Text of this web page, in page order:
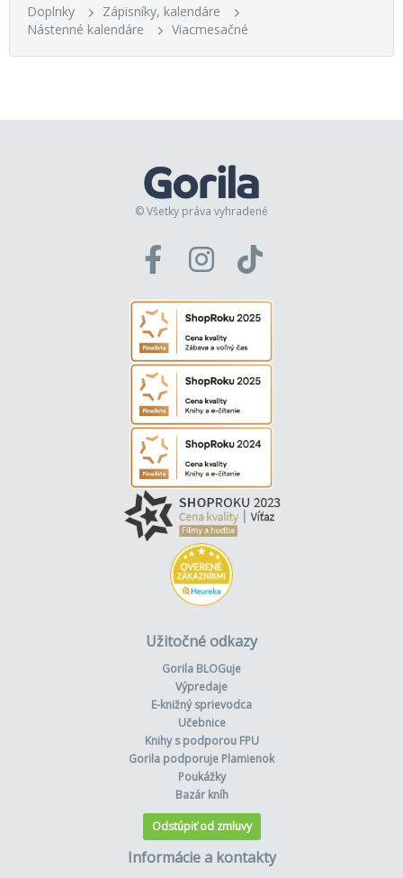
Doplnky
Zápisníky, kalendáre
Nástenné kalendáre
Viacmesačné
© Všetky práva vyhradené
Užitočné odkazy
Gorila BLOGuje
Výpredaje
E-knižný sprievodca
Učebnice
Knihy s podporou FPU
Gorila podporuje Plamienok
Poukážky
Bazár kníh
Odstúpiť od zmluvy
Informácie a kontakty